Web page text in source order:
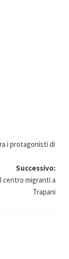
i protagonisti di
Successivo:
centro migranti a
Trapani